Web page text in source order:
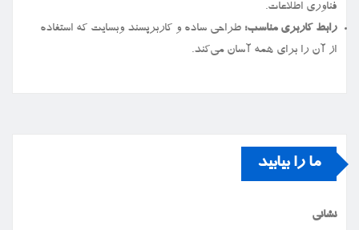
فناوری اطلاعات.
رابط کاربری مناسب: طراحی ساده و کاربرپسند وبسایت که استفاده
از آن را برای همه آسان می‌کند.
ما را بیابید
نشانی